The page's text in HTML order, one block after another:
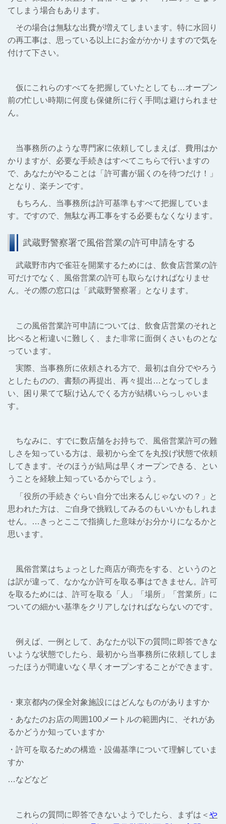
てしまう場合もあります。
その場合は無駄な出費が増えてしまいます。特に水回り
の再工事は、思っている以上にお金がかかりますので気を
付けて下さい。
仮にこれらのすべてを把握していたとしても…オープン
前の忙しい時期に何度も保健所に行く手間は避けられませ
ん。
当事務所のような専門家に依頼してしまえば、費用はか
かりますが、必要な手続きはすべてこちらで行いますの
で、あなたがやることは「許可書が届くのを待つだけ！」
となり、楽チンです。
もちろん、当事務所は許可基準もすべて把握していま
す。ですので、無駄な再工事をする必要もなくなります。
武蔵野警察署で風俗営業の許可申請をする
武蔵野市内で雀荘を開業するためには、飲食店営業の許
可だけでなく、風俗営業の許可も取らなければなりませ
ん。その際の窓口は「武蔵野警察署」となります。
この風俗営業許可申請については、飲食店営業のそれと
比べると桁違いに難しく、また非常に面倒くさいものとな
っています。
実際、当事務所に依頼される方で、最初は自分でやろう
としたものの、書類の再提出、再々提出…となってしま
い、困り果てて駆け込んでくる方が結構いらっしゃいま
す。
ちなみに、すでに数店舗をお持ちで、風俗営業許可の難
しさを知っている方は、最初から全てを丸投げ状態で依頼
してきます。そのほうが結局は早くオープンできる、とい
うことを経験上知っているからでしょう。
「役所の手続きぐらい自分で出来るんじゃないの？」と
思われた方は、ご自身で挑戦してみるのもいいかもしれま
せん。…きっとここで指摘した意味がお分かりになるかと
思います。
風俗営業はちょっとした商店が商売をする、というのと
は訳が違って、なかなか許可を取る事はできません。許可
を取るためには、許可を取る「人」「場所」「営業所」に
ついての細かい基準をクリアしなければならないのです。
例えば、一例として、あなたが以下の質問に即答できな
いような状態でしたら、最初から当事務所に依頼してしま
ったほうが間違いなく早くオープンすることができます。
・東京都内の保全対象施設にはどんなものがありますか
・あなたのお店の周囲100メートルの範囲内に、それがあ
るかどうか知っていますか
・許可を取るための構造・設備基準について理解していま
すか
…などなど
これらの質問に即答できないようでしたら、まずは＜ や